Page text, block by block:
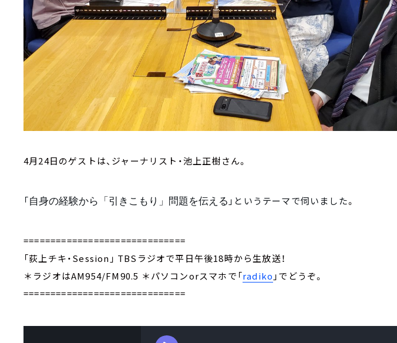
4月24日のゲストは、ジャーナリスト・池上正樹さん。
「自身の経験から「引きこもり」問題を伝える 」というテーマで伺いました。
==============================
「荻上チキ・Session」 TBSラジオで平日午後18時から生放送！
＊ラジオはAM954/FM90.5 ＊パソコンorスマホで「radiko 」でどうぞ。
==============================